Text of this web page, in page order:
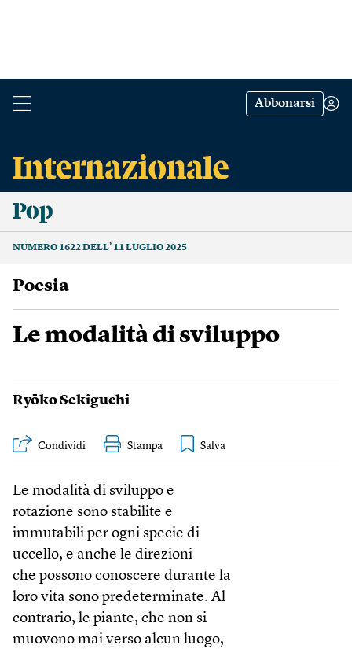
Abbonarsi
Pop
NUMERO 1622 DELL’ 11 LUGLIO 2025
poesia
Le modalità di sviluppo
Ryōko Sekiguchi
Condividi Stampa
Le modalità di sviluppo e
rotazione sono stabilite e
immutabili per ogni specie di
uccello, e anche le direzioni
che possono conoscere durante la
loro vita sono predeterminate. Al
contrario, le piante, che non si
muovono mai verso alcun luogo,